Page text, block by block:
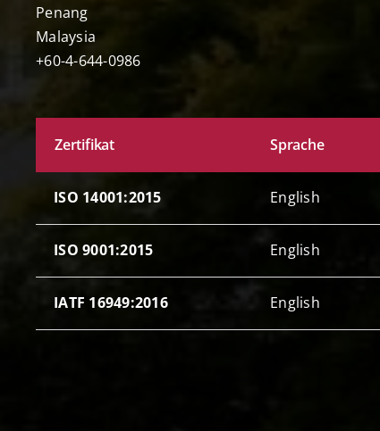
Penang
Malaysia
+60-4-644-0986
Zertifikat Sprache
ISO 14001:2015 English
ISO 9001:2015 English
IATF 16949:2016 English